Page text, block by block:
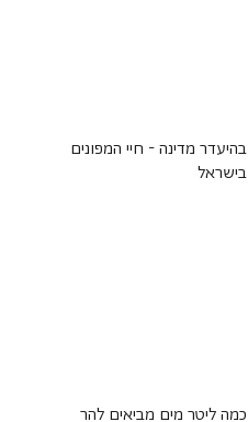
בהיעדר מדינה - חיי המפונים
בישראל
כמה ליטר מים מביאים להר